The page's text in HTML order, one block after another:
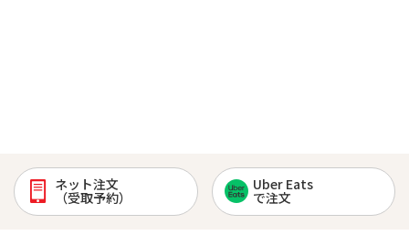
ネット注文
（受取予約）
Uber Eats
で注文